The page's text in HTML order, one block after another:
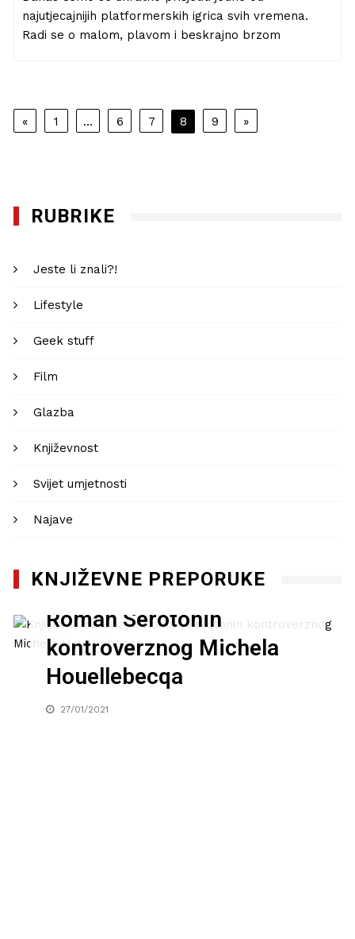
najutjecajnijih platformerskih igrica svih vremena.
Radi se o malom, plavom i beskrajno brzom
Navigacija
« 1 … 6 7 8 9 »
RUBRIKE
Jeste li znali?!
Lifestyle
Geek stuff
Film
Glazba
Književnost
Svijet umjetnosti
Najave
KNJIŽEVNE PREPORUKE
Književna recenzija:
Roman Serotonin
kontroverznog Michela
Houellebecqa
27/01/2021